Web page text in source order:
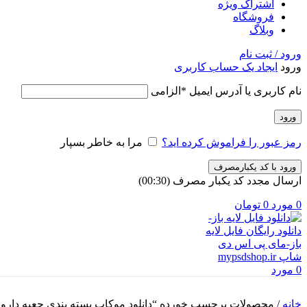
اشتراک ویژه
فروشگاه
وبلاگ
ورود / ثبت نام
ورود ایجاد یک حساب کاربری
نام کاربری یا آدرس ایمیل * الزامی
ورود
رمز عبور را فراموش کرده اید؟ مرا به خاطر بسپار
ورود با کد یکبارمصرف
ارسال مجدد کد یکبار مصرف (00:
30
)
0 مورد 0 تومان
0 مورد
خانه/ محصولات برچسب خورده “دانلود موکاپ بسته بندی جعبه